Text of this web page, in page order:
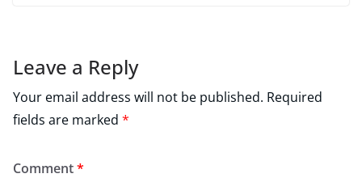
Leave a Reply
Your email address will not be published. Required
fields are marked *
Comment*